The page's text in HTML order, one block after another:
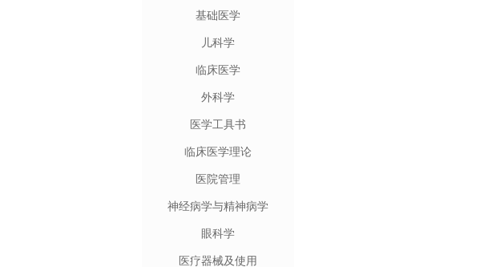
基础医学
儿科学
临床医学
外科学
医学工具书
临床医学理论
医院管理
神经病学与精神病学
眼科学
医疗器械及使用